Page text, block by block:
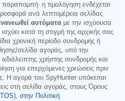
η τιμολόγηση ενδέχεται
ανά λεπτομέρεια σελίδας
αυτόματα με την ισχύουσα
κατά τη στιγμή της αρχικής σας
χρονική περίοδο συνδρομής ή
σελίδα αγοράς, υπό την
χρήστης συνδρομής και
για επερχόμενες χρεώσεις πριν
Η αγορά του SpyHunter υπόκειται
στη σελίδα αγοράς, στους Όρους
, στην Πολιτική